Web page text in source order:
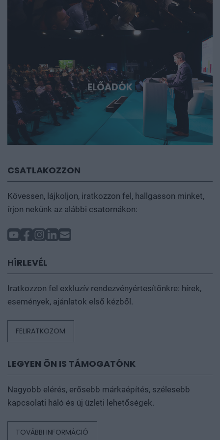
ELŐADÓK
CSATLAKOZZON
Kövessen, lájkoljon, iratkozzon fel, hallgasson minket,
írjon nekünk az alábbi csatornákon:
HÍRLEVÉL
Iratkozzon fel exkluzív rendezvényértesítőnkre: hírek,
események, ajánlatok első kézből.
FELIRATKOZOM
LEGYEN ÖN IS TÁMOGATÓNK
Nagyobb elérés, erősebb márkaépítés, szélesebb
kapcsolati háló és új üzleti lehetőségek.
TOVÁBBI INFORMÁCIÓ